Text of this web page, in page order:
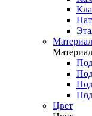
Материал
Материал
Цвет